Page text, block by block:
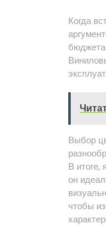
Когда
бюджета
Выбор
В итоге,
он
чтобы